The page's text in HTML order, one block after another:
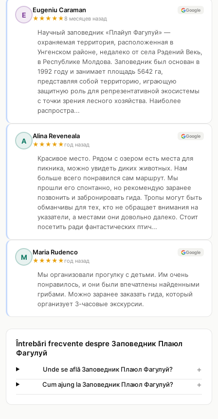
E
Eugeniu Caraman
★ ★ ★ ★ ★ 8 месяцев назад
Google
Научный заповедник «Плайул Фагулуй» —
охраняемая территория, расположенная в
Унгенском районе, недалеко от села Рэдений Векь,
в Республике Молдова. Заповедник был основан в
1992 году и занимает площадь 5642 га,
представляя собой территорию, играющую
защитную роль для репрезентативной экосистемы
с точки зрения лесного хозяйства. Наиболее
распростра...
A
Alina Reveneala
★ ★ ★ ★ ★ год назад
Google
Красивое место. Рядом с озером есть места для
пикника, можно увидеть диких животных. Нам
больше всего понравился сам маршрут. Мы
прошли его спонтанно, но рекомендую заранее
позвонить и забронировать гида. Тропы могут быть
обманчивы для тех, кто не обращает внимания на
указатели, а местами они довольно далеко. Стоит
посетить ради фантастических птич...
M
Maria Rudenco
★ ★ ★ ★ ★ год назад
Google
Мы организовали прогулку с детьми. Им очень
понравилось, и они были впечатлены найденными
грибами. Можно заранее заказать гида, который
организует 3-часовые экскурсии.
Întrebări frecvente despre Заповедник Плаюл
Фагулуй
Unde se află Заповедник Плаюл Фагулуй? +
Cum ajung la Заповедник Плаюл Фагулуй? +